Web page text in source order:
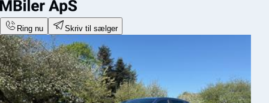
Ring nu Skriv til sælger